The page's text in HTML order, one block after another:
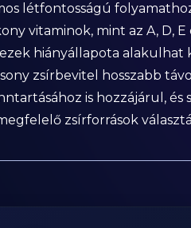
létfontosságú
vitaminok, mint az A, D,
hiányállapota alakulhat
zsírbevitel hosszabb
is hozzájárul,
zsírforrások